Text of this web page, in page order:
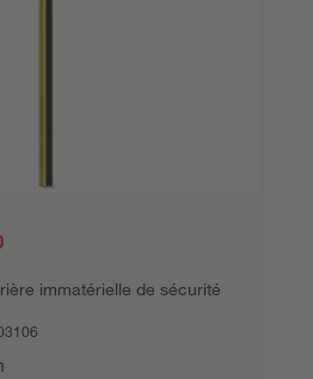
immatérielle de sécurité